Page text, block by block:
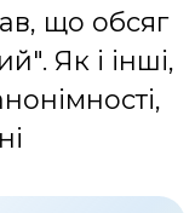
що обсяг
Як і інші,